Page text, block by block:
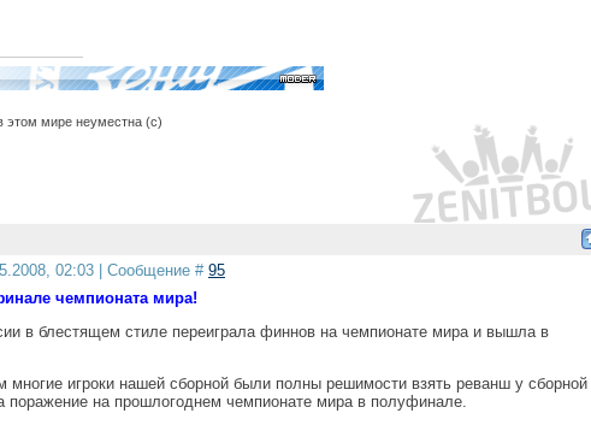
этом мире неуместна (с)
02:03 | Сообщение #95
чемпионата мира!
в блестящем стиле переиграла финнов на чемпионате мира и вышла в
многие игроки нашей сборной были полны решимости взять реванш у сборной
поражение на прошлогоднем чемпионате мира в полуфинале.